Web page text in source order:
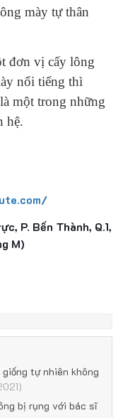
mày tự thân
đơn vị cấy lông
nổi tiếng thì
một trong những
hệ.
P. Bến Thành, Q.1,
M)
tự nhiên không
bị rụng với bác sĩ